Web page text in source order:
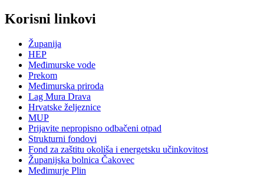
Korisni linkovi
Županija
HEP
Međimurske vode
Prekom
Međimurska priroda
Lag Mura Drava
Hrvatske željeznice
MUP
Prijavite nepropisno odbačeni otpad
Strukturni fondovi
Fond za zaštitu okoliša i energetsku učinkovitost
Županijska bolnica Čakovec
Međimurje Plin